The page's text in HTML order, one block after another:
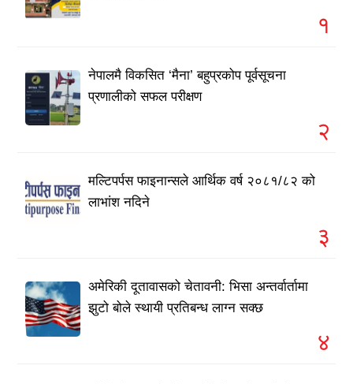
१
नेपालमै विकसित ‘मैना’ बहुप्रकोप पूर्वसूचना
प्रणालीको सफल परीक्षण
२
मल्टिपर्पस फाइनान्सले आर्थिक वर्ष २०८१/८२ को
लाभांश नदिने
३
अमेरिकी दूतावासको चेतावनी: भिसा अन्तर्वार्तामा
झुटो बोले स्थायी प्रतिबन्ध लाग्न सक्छ
४